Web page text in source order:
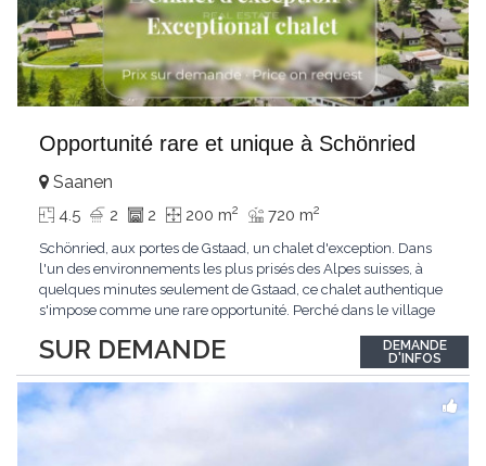
Opportunité rare et unique à Schönried
SUR DEMANDE
Saanen
4.5 2 2 200 m2 720 m2
Schönried, aux portes de Gstaad, un chalet d'exception. Dans
l'un des environnements les plus prisés des Alpes suisses, à
quelques minutes seulement de Gstaad, ce chalet authentique
s'impose comme une rare opportunité. Perché dans le village
station et les sommets qui l'encadrent, un spectacle qui change
au fil des saisons. Avec...
DEMANDE
D'INFOS